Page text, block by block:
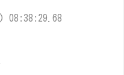
08:38:29.68